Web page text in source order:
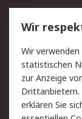
Service
Value
Hilfe
Rechtliches
Wir
Wir
statistischen
zur Anzeige
Drittanbietern.
erklären Sie